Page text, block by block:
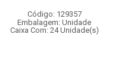
Código: 129357
Embalagem: Unidade
Caixa Com: 24 Unidade(s)